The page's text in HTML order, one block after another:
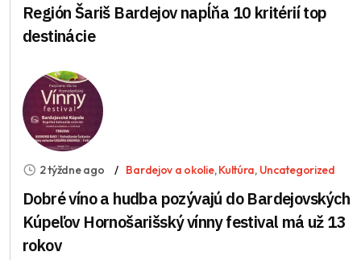
Región Šariš Bardejov napĺňa 10 kritérií top
destinácie
2 týždne ago Bardejov a okolie,Kultúra, Uncategorized
Dobré víno a hudba pozývajú do Bardejovských
Kúpeľov Hornošarišský vínny festival má už 13
rokov